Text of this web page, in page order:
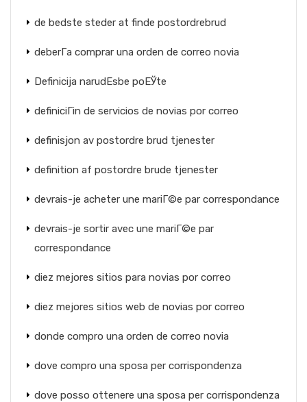
de bedste steder at finde postordrebrud
deberГ­a comprar una orden de correo novia
Definicija narudЕѕbe poЕЎte
definiciГіn de servicios de novias por correo
definisjon av postordre brud tjenester
definition af postordre brude tjenester
devrais-je acheter une mariГ©e par correspondance
devrais-je sortir avec une mariГ©e par
correspondance
diez mejores sitios para novias por correo
diez mejores sitios web de novias por correo
donde compro una orden de correo novia
dove compro una sposa per corrispondenza
dove posso ottenere una sposa per corrispondenza